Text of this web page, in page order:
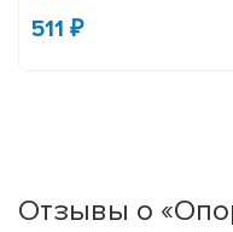
511 ₽
Отзывы о